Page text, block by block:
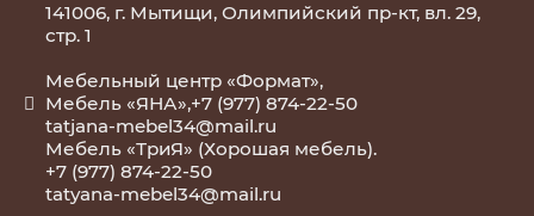
141006, г. Мытищи, Олимпийский пр-кт, вл. 29,
стр. 1
Мебельный центр «Формат»,
Мебель «ЯНА»,+7 (977) 874-22-50
tatjana-mebel34@mail.ru
Мебель «ТриЯ» (Хорошая мебель).
+7 (977) 874-22-50
tatyana-mebel34@mail.ru